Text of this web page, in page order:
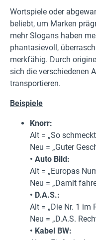
Wortspiele oder
beliebt, um Marken
mehr Slogans haben
phantasievoll,
merkfähig. Durch
sich die verschiedenen
transportieren.
Beispiele
Knorr:
Alt = „So
Neu = „Guter
• Auto Bild:
Alt = „Europas
Neu = „Damit
• D.A.S.:
Alt = „Die Nr. 1 im
Neu = „D.A.S.
• Kabel BW: